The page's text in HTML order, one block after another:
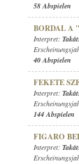
58 Abspielen
BORDAL A
Interpret:
40 Abspielen
FEKETE
Interpret:
144 Abspielen
FIGARO
Interpret: